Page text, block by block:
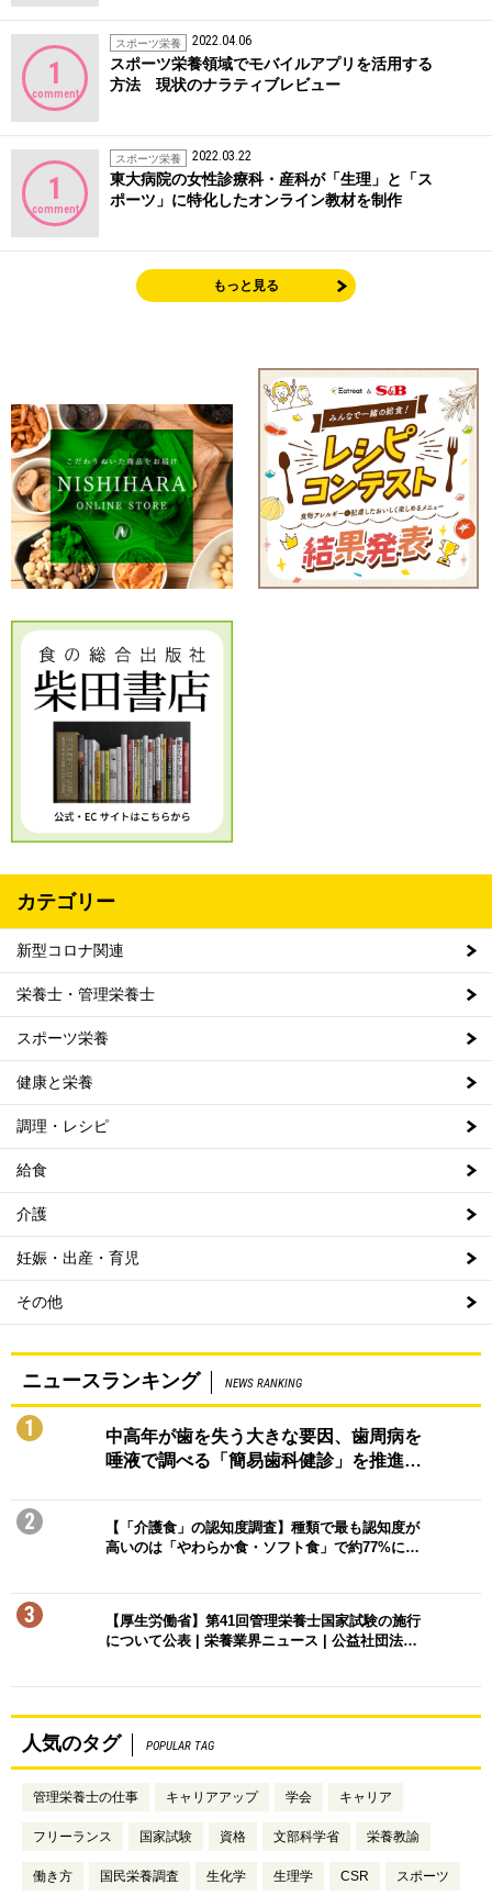
1
comment
スポーツ栄養 2022.04.06
スポーツ栄養領域でモバイルアプリを活用する
方法 現状のナラティブレビュー
1
comment
スポーツ栄養 2022.03.22
東大病院の女性診療科・産科が「生理」と「ス
ポーツ」に特化したオンライン教材を制作
もっと見る
カテゴリー
新型コロナ関連
栄養士・管理栄養士
スポーツ栄養
健康と栄養
調理・レシピ
給食
介護
妊娠・出産・育児
その他
ニュースランキング NEWS RANKING
1
中高年が歯を失う大きな要因、歯周病を
唾液で調べる「簡易歯科健診」を推進…
2
【「介護食」の認知度調査】種類で最も認知度が
高いのは「やわらか食・ソフト食」で約77%に…
3
【厚生労働省】第41回管理栄養士国家試験の施行
について公表 | 栄養業界ニュース | 公益社団法…
人気のタグ POPULAR TAG
管理栄養士の仕事 キャリアアップ 学会 キャリア
フリーランス 国家試験 資格 文部科学省 栄養教諭
働き方 国民栄養調査 生化学 生理学 CSR スポーツ